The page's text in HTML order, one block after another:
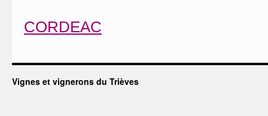
CORDEAC
Vignes et vignerons du Trièves